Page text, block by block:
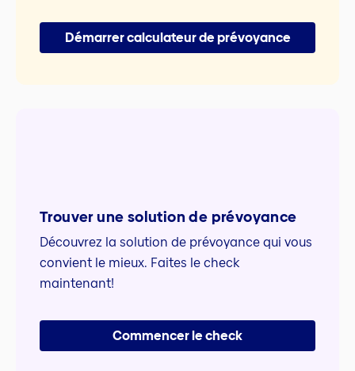
Démarrer calculateur de prévoyance
Trouver une solution de prévoyance
Découvrez la solution de prévoyance qui vous
convient le mieux. Faites le check
maintenant!
Commencer le check